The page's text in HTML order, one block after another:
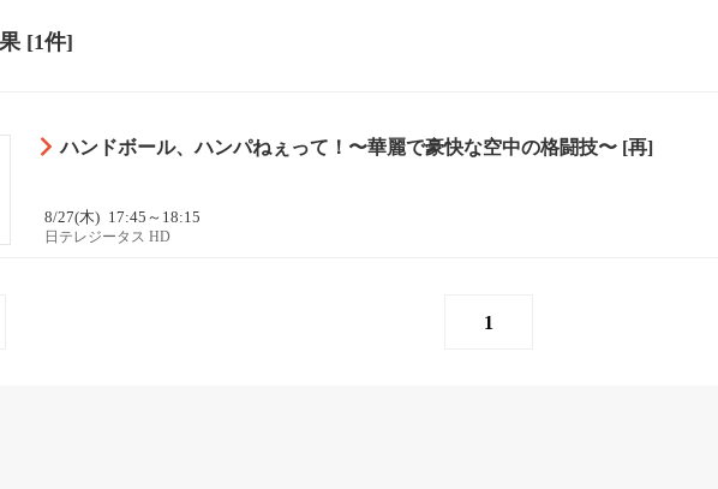
[1件]
ハンドボール、ハンパねぇって！〜華麗で豪快な空中の格闘技〜 [再]
8/27(木) 17:45～18:15
日テレジータス HD
1